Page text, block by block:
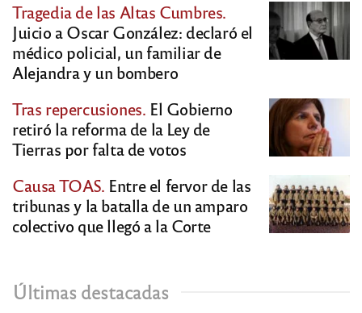
Tragedia de las Altas Cumbres.
Juicio a Oscar González: declaró el
médico policial, un familiar de
Alejandra y un bombero
Tras repercusiones. El Gobierno
retiró la reforma de la Ley de
Tierras por falta de votos
Causa TOAS. Entre el fervor de las
tribunas y la batalla de un amparo
colectivo que llegó a la Corte
Últimas destacadas